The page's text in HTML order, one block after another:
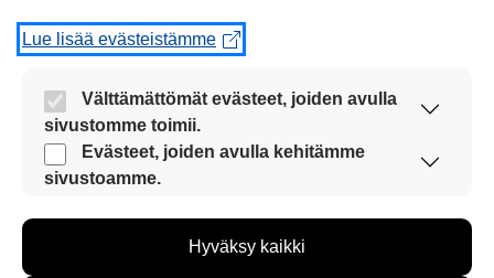
lapsia ja nuoria.
Lue lisää evästeistämme
Välttämättömät evästeet, joiden avulla
sivustomme toimii.
Nämä evästeet ovat aina käytössä, jotta
sivustoamme voi käyttää sujuvasti ja turvallisesti.
Evästeet, joiden avulla kehitämme
sivustoamme.
kehittää sivustoamme vastaamaan paremmin
Hyväksy kaikki